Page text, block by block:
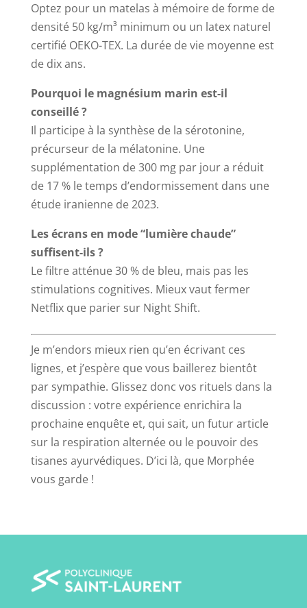
Optez pour un matelas à mémoire de forme de
densité 50 kg/m³ minimum ou un latex naturel
certifié OEKO-TEX. La durée de vie moyenne est
de dix ans.
Pourquoi le magnésium marin est-il
conseillé ?
Il participe à la synthèse de la sérotonine,
précurseur de la mélatonine. Une
supplémentation de 300 mg par jour a réduit
de 17 % le temps d’endormissement dans une
étude iranienne de 2023.
Les écrans en mode “lumière chaude”
suffisent-ils ?
Le filtre atténue 30 % de bleu, mais pas les
stimulations cognitives. Mieux vaut fermer
Netflix que parier sur Night Shift.
Je m’endors mieux rien qu’en écrivant ces
lignes, et j’espère que vous baillerez bientôt
par sympathie. Glissez donc vos rituels dans la
discussion : votre expérience enrichira la
prochaine enquête et, qui sait, un futur article
sur la respiration alternée ou le pouvoir des
tisanes ayurvédiques. D’ici là, que Morphée
vous garde !